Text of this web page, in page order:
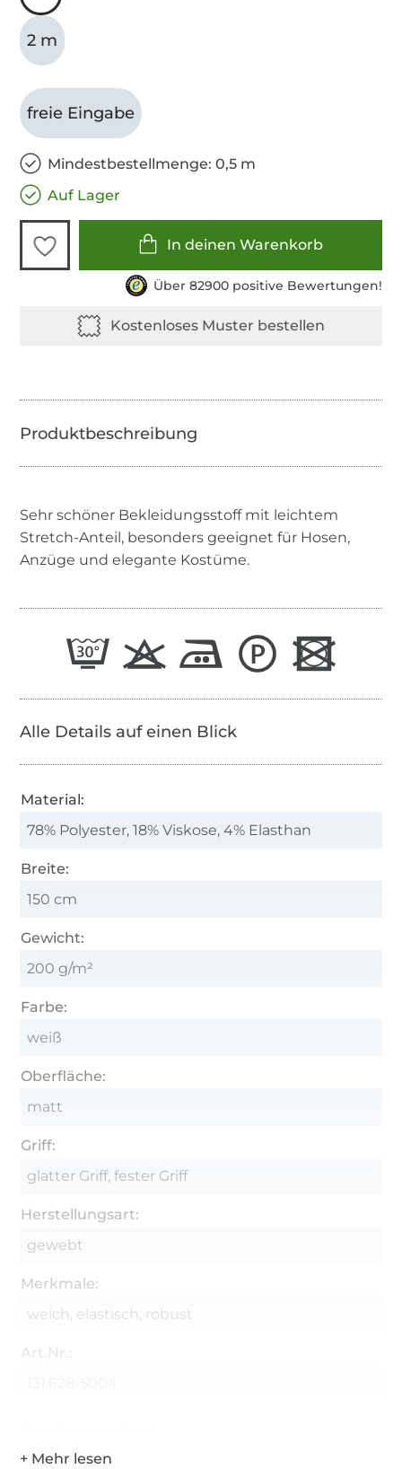
2 m
freie Eingabe
Mindestbestellmenge: 0,5 m
Auf Lager
In deinen Warenkorb
Über 82900 positive Bewertungen!
Sehr schöner Bekleidungsstoff mit leichtem
Stretch-Anteil, besonders geeignet für Hosen,
Anzüge und elegante Kostüme.
Alle Details auf einen Blick
Material:
78% Polyester, 18% Viskose, 4% Elasthan
Breite:
150 cm
Gewicht:
200 g/m²
Farbe:
weiß
Oberfläche:
matt
Griff:
glatter Griff, fester Griff
Herstellungsart:
gewebt
Merkmale:
weich, elastisch, robust
Art.Nr.: